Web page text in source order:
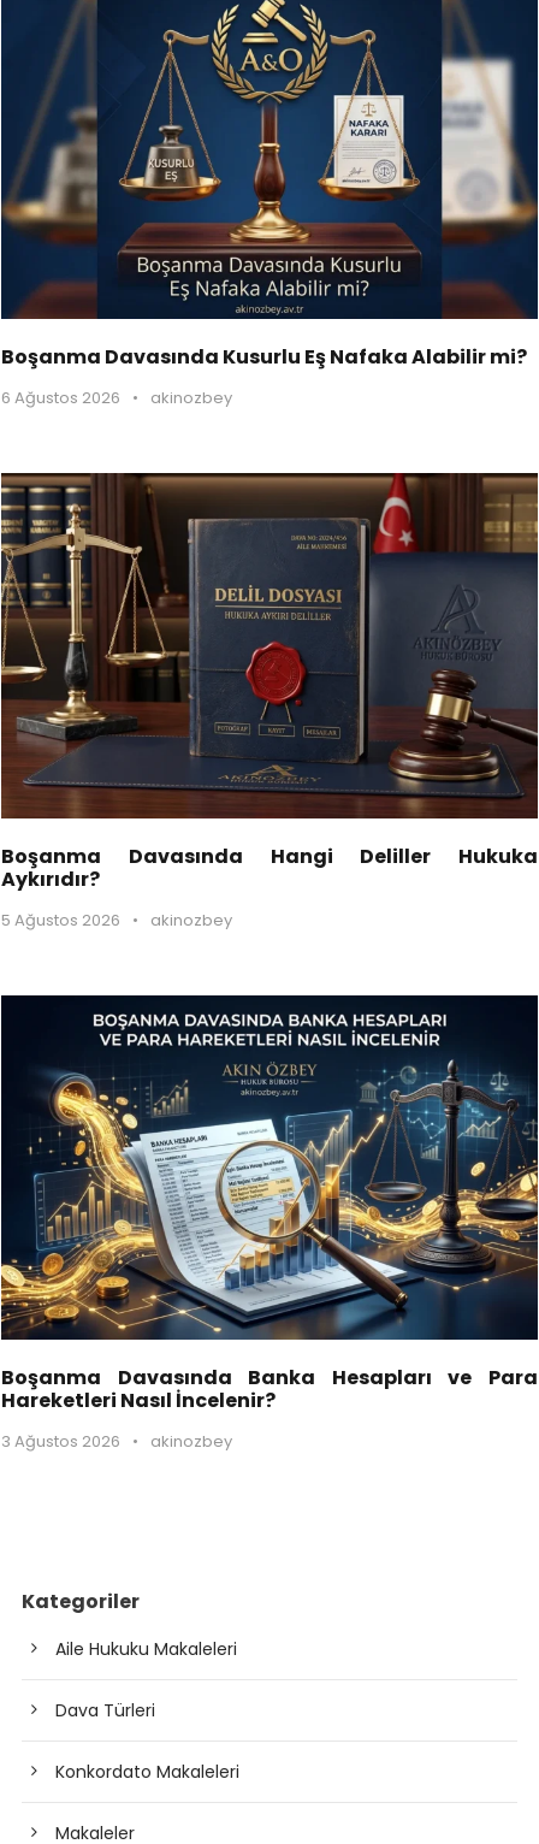
Boşanma Davasında Kusurlu Eş Nafaka Alabilir mi?
6 Ağustos 2026 • akinozbey
Boşanma Davasında Hangi Deliller Hukuka
Aykırıdır?
5 Ağustos 2026 • akinozbey
Boşanma Davasında Banka Hesapları ve Para
Hareketleri Nasıl İncelenir?
3 Ağustos 2026 • akinozbey
Kategoriler
Aile Hukuku Makaleleri
Dava Türleri
Konkordato Makaleleri
Makaleler